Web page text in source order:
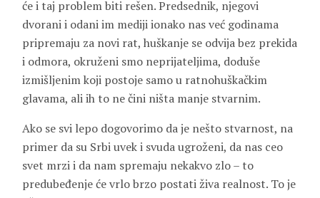
će i taj problem biti rešen. Predsednik, njegovi
dvorani i odani im mediji ionako nas već godinama
pripremaju za novi rat, huškanje se odvija bez prekida
i odmora, okruženi smo neprijateljima, doduše
izmišljenim koji postoje samo u ratnohuškačkim
glavama, ali ih to ne čini ništa manje stvarnim.
Ako se svi lepo dogovorimo da je nešto stvarnost, na
primer da su Srbi uvek i svuda ugroženi, da nas ceo
svet mrzi i da nam spremaju nekakvo zlo – to
predubeđenje će vrlo brzo postati živa realnost. To je